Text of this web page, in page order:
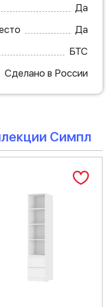
Да
Да
БТС
Сделано в России
Симпл